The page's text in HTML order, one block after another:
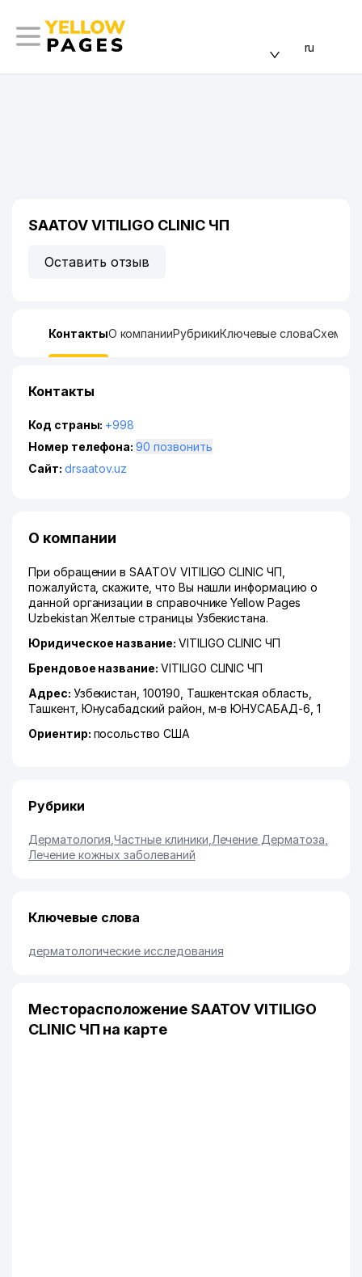
ru
SAATOV VITILIGO CLINIC ЧП
Оставить отзыв
КонтактыО компанииРубрикиКлючевые словаСхема
Контакты
Код страны: +998
Номер телефона:
90 позвонить
Сайт: drsaatov.uz
О компании
При обращении в SAATOV VITILIGO CLINIC ЧП,
пожалуйста, скажите, что Вы нашли информацию о
данной организации в справочнике Yellow Pages
Uzbekistan Желтые страницы Узбекистана.
Юридическое название: VITILIGO CLINIC ЧП
Брендовое название: VITILIGO CLINIC ЧП
Адрес: Узбекистан, 100190, Ташкентская область
Ташкент, Юнусабадский район м-в ЮНУСАБАД-6 , 1
Ориентир: посольство США
Рубрики
Дерматология ,Частные клиники Лечение Дерматоза
Лечение кожных заболеваний
Ключевые слова
дерматологические исследования
Месторасположение SAATOV VITILIGO
CLINIC ЧП на карте